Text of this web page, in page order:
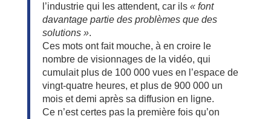
l’industrie qui les attendent, car ils « font
davantage partie des problèmes que des
solutions ».
Ces mots ont fait mouche, à en croire le
nombre de visionnages de la vidéo, qui
cumulait plus de 100 000 vues en l’espace de
vingt-quatre heures, et plus de 900 000 un
mois et demi après sa diffusion en ligne.
Ce n’est certes pas la première fois qu’on